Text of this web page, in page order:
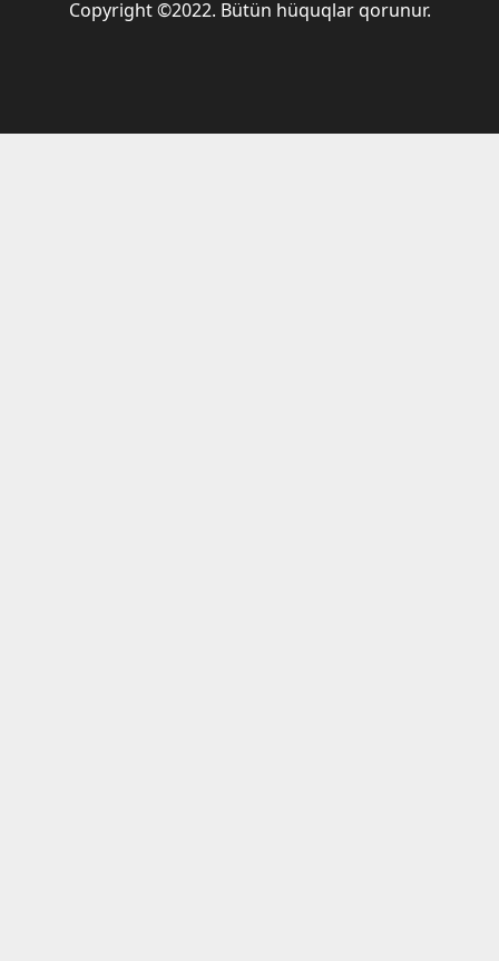
Copyright ©2022. Bütün hüquqlar qorunur.